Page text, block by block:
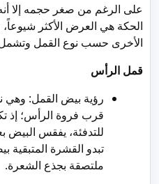
على الرغم من صغر حجمه إلا
الحكة هي العرض الأكثر
الأخرى حسب نوع القمل
قمل الرأس
رؤية بيض القمل: وهي
قرب فروة الرأس؛ إذ
تبدو القشرة المتبقية
ملتصقة بجذع الشعرة.